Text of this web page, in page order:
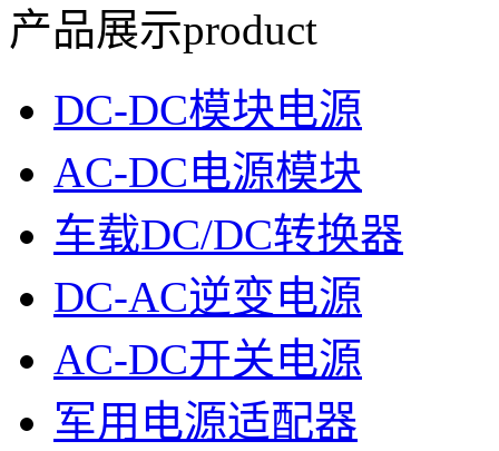
产品展示product
DC-DC模块电源
AC-DC电源模块
车载DC/DC转换器
DC-AC逆变电源
AC-DC开关电源
军用电源适配器